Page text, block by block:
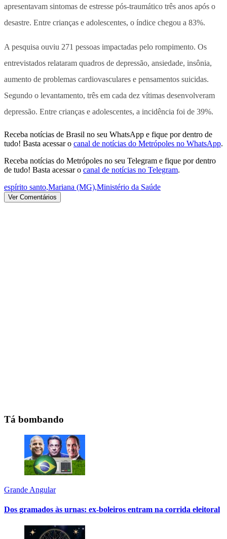
apresentavam sintomas de estresse pós-traumático três anos após o
desastre. Entre crianças e adolescentes, o índice chegou a 83%.
A pesquisa ouviu 271 pessoas impactadas pelo rompimento. Os
entrevistados relataram quadros de depressão, ansiedade, insônia,
aumento de problemas cardiovasculares e pensamentos suicidas.
Segundo o levantamento, três em cada dez vítimas desenvolveram
depressão. Entre crianças e adolescentes, a incidência foi de 39%.
Receba notícias de Brasil no seu WhatsApp e fique por dentro de
tudo! Basta acessar o canal de notícias do Metrópoles no WhatsApp.
Receba notícias do Metrópoles no seu Telegram e fique por dentro
de tudo! Basta acessar o canal de notícias no Telegram.
espírito santo,Mariana (MG),Ministério da Saúde
Ver Comentários
Tá bombando
Grande Angular
Dos gramados às urnas: ex-boleiros entram na corrida eleitoral